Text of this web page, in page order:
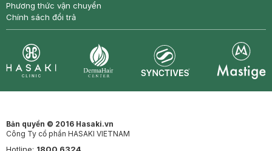
Phương thức vận chuyển
Chính sách đổi trả
Bản quyền © 2016 Hasaki.vn
Công Ty cổ phần HASAKI VIETNAM